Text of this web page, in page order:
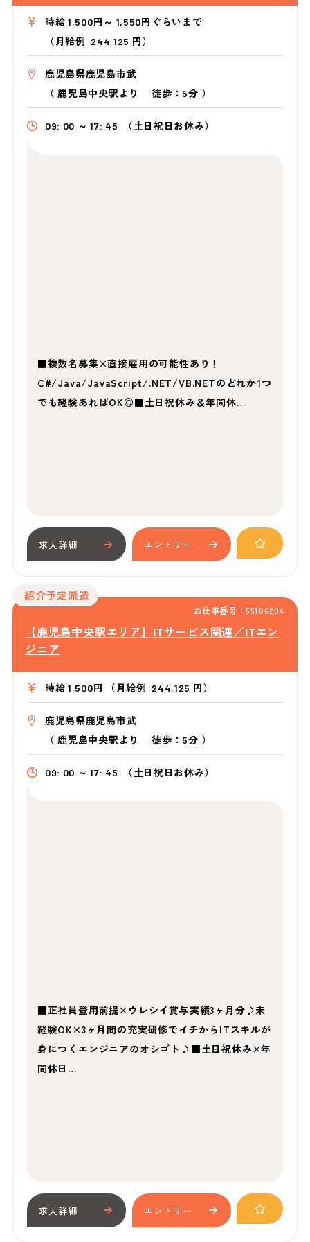
時給 1,500円～ 1,550円ぐらいまで
（月給例 244,125 円）
鹿児島県鹿児島市武
（鹿児島中央駅より徒歩：5分 ）
09: 00 ～ 17: 45 （土日祝日お休み）
■複数名募集×直接雇用の可能性あり！
C#/Java/JavaScript/.NET/VB.NETのどれか1つ
でも経験あればOK◎■土日祝休み＆年間休…
求人詳細 エントリー
お仕事番号：55106204
紹介予定派遣
【鹿児島中央駅エリア】ITサービス関連／ITエン
ジニア
時給 1,500円 （月給例 244,125 円）
鹿児島県鹿児島市武
（ 鹿児島中央駅より徒歩：5分 ）
09: 00 ～ 17: 45 （土日祝日お休み）
■正社員登用前提×ウレシイ賞与実績3ヶ月分♪未
経験OK×3ヶ月間の充実研修でイチからITスキルが
身につくエンジニアのオシゴト♪■土日祝休み×年
間休日…
求人詳細 エントリー